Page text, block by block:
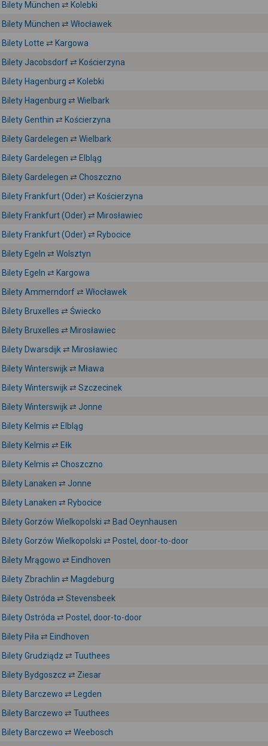
Bilety München ⇄ Kolebki
Bilety München ⇄ Włocławek
Bilety Lotte ⇄ Kargowa
Bilety Jacobsdorf ⇄ Kościerzyna
Bilety Hagenburg ⇄ Kolebki
Bilety Hagenburg ⇄ Wielbark
Bilety Genthin ⇄ Kościerzyna
Bilety Gardelegen ⇄ Wielbark
Bilety Gardelegen ⇄ Elbląg
Bilety Gardelegen ⇄ Choszczno
Bilety Frankfurt (Oder) ⇄ Kościerzyna
Bilety Frankfurt (Oder) ⇄ Mirosławiec
Bilety Frankfurt (Oder) ⇄ Rybocice
Bilety Egeln ⇄ Wolsztyn
Bilety Egeln ⇄ Kargowa
Bilety Ammerndorf ⇄ Włocławek
Bilety Bruxelles ⇄ Świecko
Bilety Bruxelles ⇄ Mirosławiec
Bilety Dwarsdijk ⇄ Mirosławiec
Bilety Winterswijk ⇄ Mława
Bilety Winterswijk ⇄ Szczecinek
Bilety Winterswijk ⇄ Jonne
Bilety Kelmis ⇄ Elbląg
Bilety Kelmis ⇄ Ełk
Bilety Kelmis ⇄ Choszczno
Bilety Lanaken ⇄ Jonne
Bilety Lanaken ⇄ Rybocice
Bilety Gorzów Wielkopolski ⇄ Bad Oeynhausen
Bilety Gorzów Wielkopolski ⇄ Postel, door-to-door
Bilety Mrągowo ⇄ Eindhoven
Bilety Zbrachlin ⇄ Magdeburg
Bilety Ostróda ⇄ Stevensbeek
Bilety Ostróda ⇄ Postel, door-to-door
Bilety Piła ⇄ Eindhoven
Bilety Grudziądz ⇄ Tuuthees
Bilety Bydgoszcz ⇄ Ziesar
Bilety Barczewo ⇄ Legden
Bilety Barczewo ⇄ Tuuthees
Bilety Barczewo ⇄ Weebosch